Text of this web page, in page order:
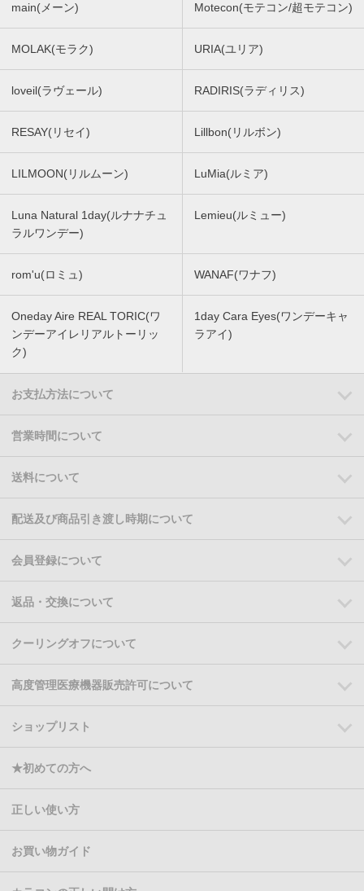
main(メーン) Motecon(モテコン/超モテコン)
MOLAK(モラク) URIA(ユリア)
loveil(ラヴェール) RADIRIS(ラディリス)
RESAY(リセイ) Lillbon(リルボン)
LILMOON(リルムーン) LuMia(ルミア)
Luna Natural 1day(ルナナチュ
ラルワンデー)
Lemieu(ルミュー)
rom'u(ロミュ) WANAF(ワナフ)
Oneday Aire REAL TORIC(ワ
ンデーアイレリアルトーリッ
ク)
1day Cara Eyes(ワンデーキャ
ラアイ)
お支払方法について
営業時間について
送料について
配送及び商品引き渡し時期について
会員登録について
返品・交換について
クーリングオフについて
高度管理医療機器販売許可について
ショップリスト
★初めての方へ
正しい使い方
お買い物ガイド